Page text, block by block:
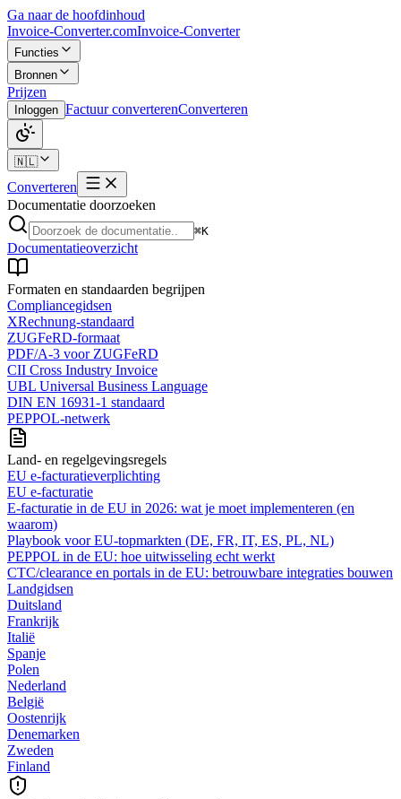
Ga naar de hoofdinhoud
Invoice-Converter.comInvoice-Converter
Functies
Bronnen
Prijzen
Inloggen Factuur converterenConverteren
🇳🇱
Converteren
Documentatie doorzoeken
⌘K
Documentatieoverzicht
Formaten en standaarden begrijpen
Compliancegidsen
XRechnung-standaard
ZUGFeRD-formaat
PDF/A-3 voor ZUGFeRD
CII Cross Industry Invoice
UBL Universal Business Language
DIN EN 16931-1 standaard
PEPPOL-netwerk
Land- en regelgevingsregels
EU e-facturatieverplichting
EU e-facturatie
E‑facturatie in de EU in 2026: wat je moet implementeren (en
waarom)
Playbook voor EU-topmarkten (DE, FR, IT, ES, PL, NL)
PEPPOL in de EU: hoe uitwisseling echt werkt
CTC/clearance en portals in de EU: betrouwbare integraties bouwen
Landgidsen
Duitsland
Frankrijk
Italië
Spanje
Polen
Nederland
België
Oostenrijk
Denemarken
Zweden
Finland